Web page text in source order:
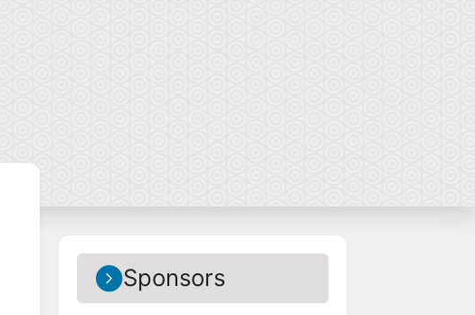
Sponsors